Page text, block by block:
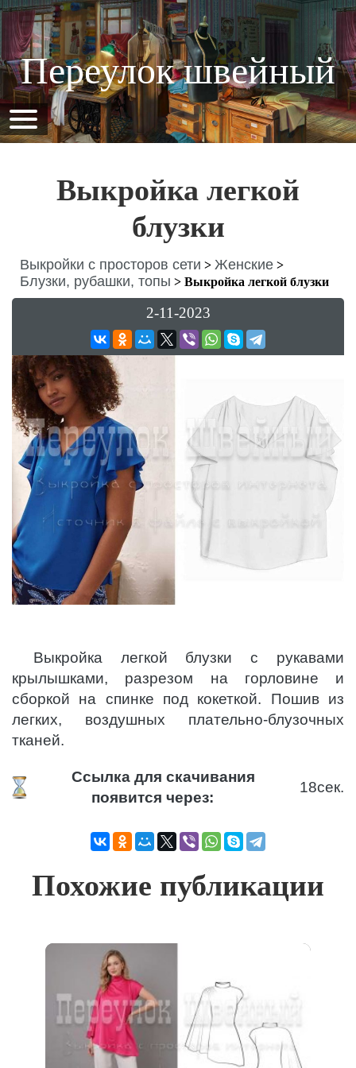
Переулок швейный
Выкройка легкой
блузки
Выкройки с просторов сети > Женские >
Блузки, рубашки, топы > Выкройка легкой блузки
2-11-2023
Выкройка легкой блузки с рукавами
крылышками, разрезом на горловине и
сборкой на спинке под кокеткой. Пошив из
легких, воздушных плательно-блузочных
тканей.
Ссылка для скачивания
появится через:
18сек.
Похожие публикации